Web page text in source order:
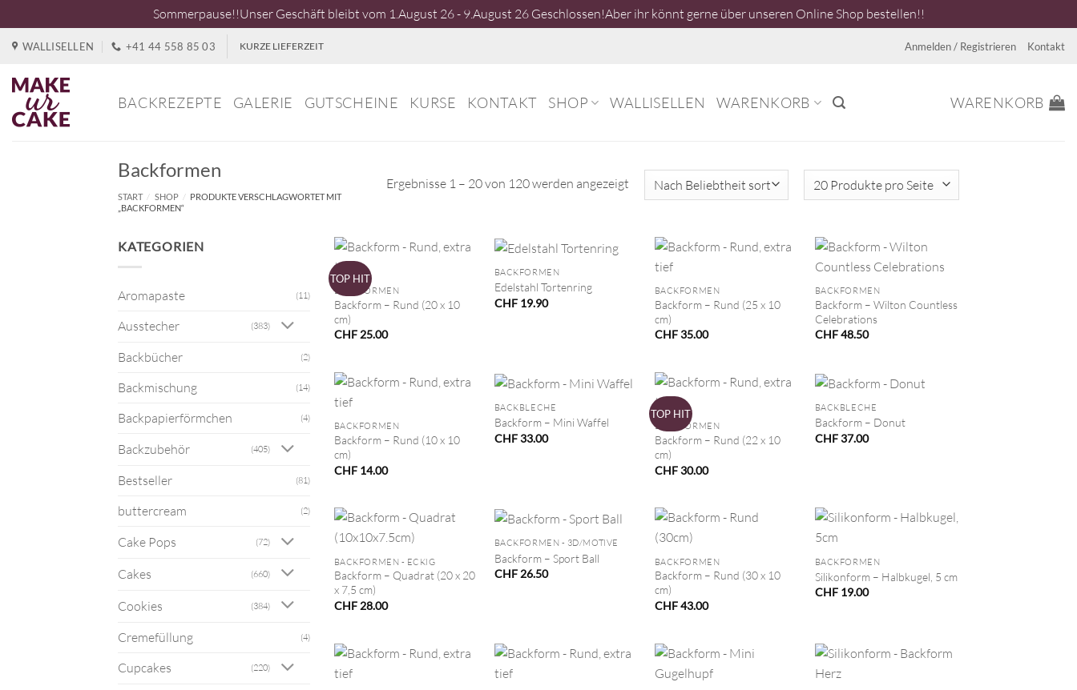
Sommerpause!!Unser Geschäft bleibt vom 1.August 26 - 9.August 26 Geschlossen!Aber ihr könnt gerne über unseren Online Shop bestellen!!
springen
WALLISELLEN +41 44 558 85 03 KURZE LIEFERZEIT Anmelden / Registrieren Kontakt
BACKREZEPTE GALERIE GUTSCHEINE KURSE KONTAKT SHOP WALLISELLEN WARENKORB WARENKORB
Backformen
START / SHOP / PRODUKTE VERSCHLAGWORTET MIT
„BACKFORMEN“
Ergebnisse 1 – 20 von 120 werden angezeigtNach
Beliebtheit
KATEGORIEN
Aromapaste (11)
Ausstecher (383)
Backbücher (2)
Backmischung (14)
Backpapierförmchen (4)
Backzubehör (405)
Bestseller (81)
buttercream (2)
Cake Pops (72)
Cakes (660)
Cookies (384)
Cremefüllung (4)
Cupcakes (220)
TOP HIT
+
BACKFORMEN
Backform – Rund (20 x 10
cm)
CHF25.00
+
BACKFORMEN
Edelstahl Tortenring
CHF19.90
BACKFORMEN
Backform – Rund (25 x 10
cm)
CHF35.00
BACKFORMEN
Backform – Wilton Countless
Celebrations
CHF48.50
BACKFORMEN
Backform – Rund (10 x 10
cm)
CHF14.00
+
BACKBLECHE
Backform – Mini Waffel
CHF33.00
TOP HIT
+
BACKFORMEN
Backform – Rund (22 x 10
cm)
CHF30.00
+
BACKBLECHE
Backform – Donut
CHF37.00
BACKFORMEN - ECKIG
Backform – Quadrat (20 x 20
x 7,5 cm)
CHF28.00
+
BACKFORMEN - 3D/MOTIVE
Backform – Sport Ball
CHF26.50
BACKFORMEN
Backform – Rund (30 x 10
cm)
CHF43.00
BACKFORMEN
Silikonform – Halbkugel, 5 cm
CHF19.00